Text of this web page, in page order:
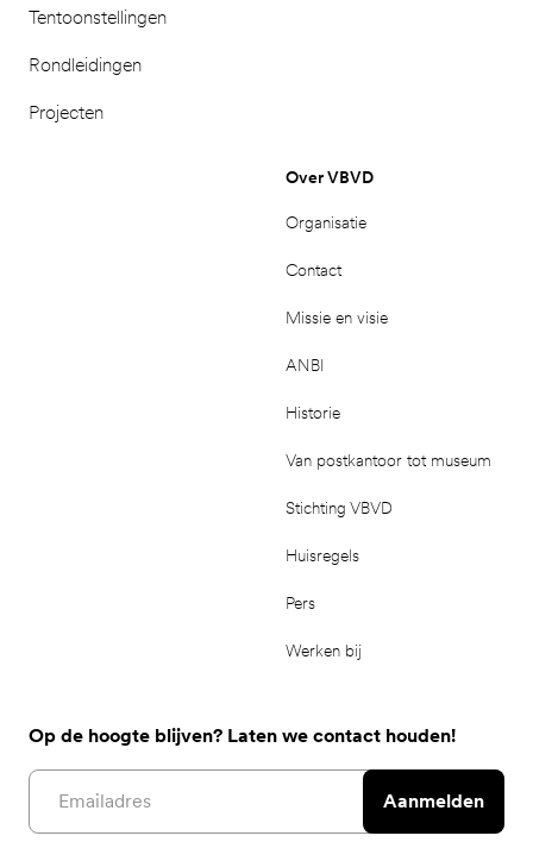
Tentoonstellingen
Rondleidingen
Projecten
Over VBVD
Organisatie
Contact
Missie en visie
ANBI
Historie
Van postkantoor tot museum
Stichting VBVD
Huisregels
Pers
Werken bij
Op de hoogte blijven? Laten we contact houden!
Email address
Aanmelden